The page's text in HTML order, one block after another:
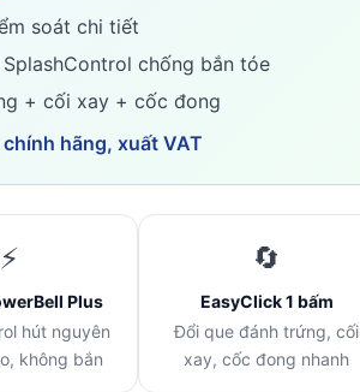
soát chi tiết
chống bắn tóe
+ cối xay + cốc đong
hãng, xuất VAT
⚡
Plus
hút nguyên
không bắn
🔄
EasyClick 1 bấm
Đổi que đánh trứng, cối
xay, cốc đong nhanh